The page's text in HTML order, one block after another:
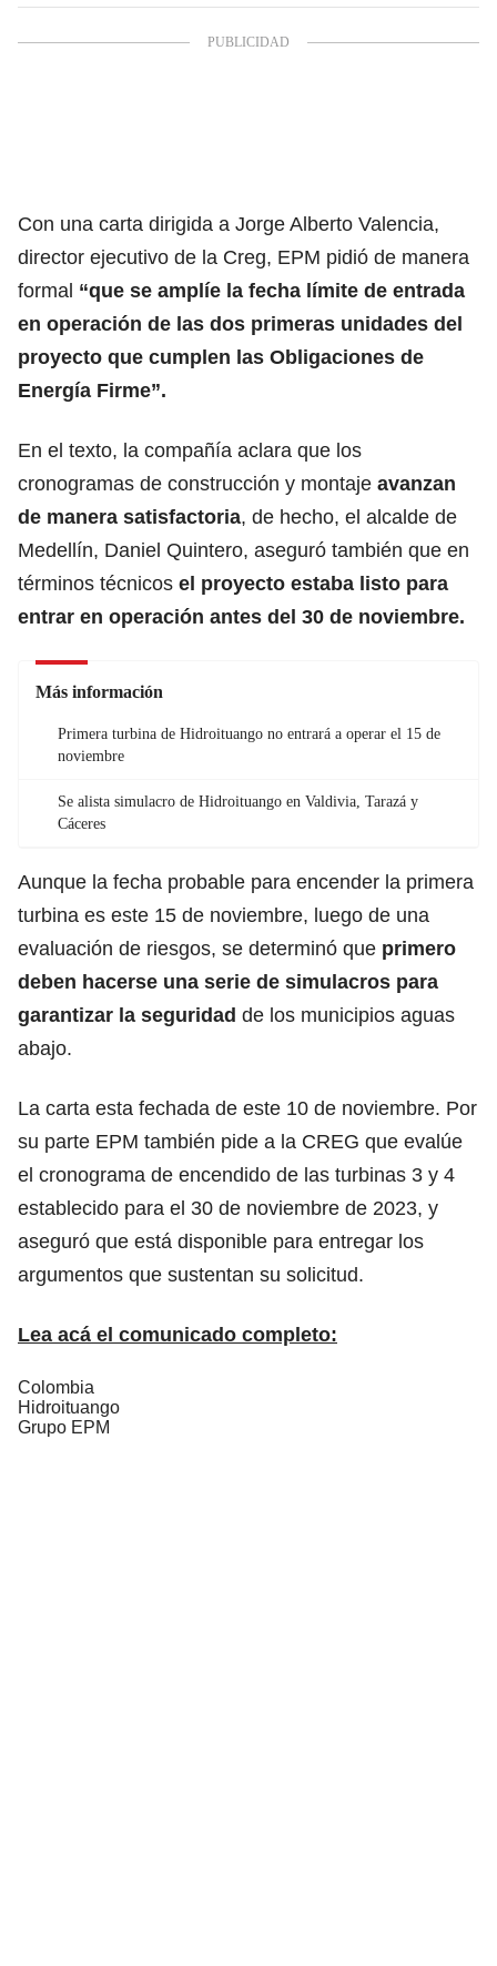
Con una carta dirigida a Jorge Alberto Valencia,
director ejecutivo de la Creg, EPM pidió de manera
formal “que se amplíe la fecha límite de entrada
en operación de las dos primeras unidades del
proyecto que cumplen las Obligaciones de
Energía Firme”.
En el texto, la compañía aclara que los
cronogramas de construcción y montaje avanzan
de manera satisfactoria, de hecho, el alcalde de
Medellín, Daniel Quintero, aseguró también que en
términos técnicos el proyecto estaba listo para
entrar en operación antes del 30 de noviembre.
Más información
Primera turbina de Hidroituango no entrará a operar el 15 de
noviembre
Se alista simulacro de Hidroituango en Valdivia, Tarazá y
Cáceres
Aunque la fecha probable para encender la primera
turbina es este 15 de noviembre, luego de una
evaluación de riesgos, se determinó que primero
deben hacerse una serie de simulacros para
garantizar la seguridad de los municipios aguas
abajo.
La carta esta fechada de este 10 de noviembre. Por
su parte EPM también pide a la CREG que evalúe
el cronograma de encendido de las turbinas 3 y 4
establecido para el 30 de noviembre de 2023, y
aseguró que está disponible para entregar los
argumentos que sustentan su solicitud.
Lea acá el comunicado completo:
Colombia
Hidroituango
Grupo EPM